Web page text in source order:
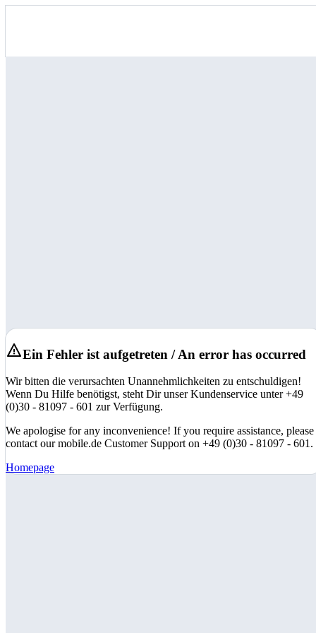
Ein Fehler ist aufgetreten / An error has occurred
Wir bitten die verursachten Unannehmlichkeiten zu entschuldigen!
Wenn Du Hilfe benötigst, steht Dir unser Kundenservice unter +49
(0)30 - 81097 - 601 zur Verfügung.
We apologise for any inconvenience! If you require assistance, please
contact our mobile.de Customer Support on +49 (0)30 - 81097 - 601.
Homepage